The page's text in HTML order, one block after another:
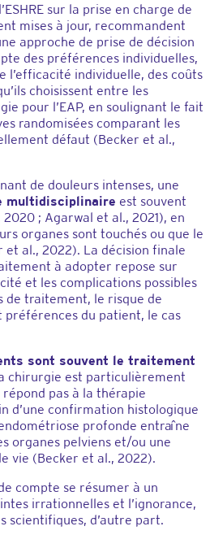
sur la prise en charge de
mises à jour, recommandent
approche de prise de décision
des préférences individuelles,
l’efficacité individuelle, des coûts
choisissent entre les
pour l’EAP, en soulignant le fait
randomisées comparant les
défaut (Becker et al.,
de douleurs intenses, une
multidisciplinaire est souvent
; Agarwal et al., 2021), en
organes sont touchés ou que le
et al., 2022). La décision finale
à adopter repose sur
et les complications possibles
de traitement, le risque de
préférences du patient, le cas
sont souvent le traitement
chirurgie est particulièrement
pas à la thérapie
d’une confirmation histologique
profonde entraîne
organes pelviens et/ou une
vie (Becker et al., 2022).
compte se résumer à un
irrationnelles et l’ignorance,
scientifiques, d’autre part.